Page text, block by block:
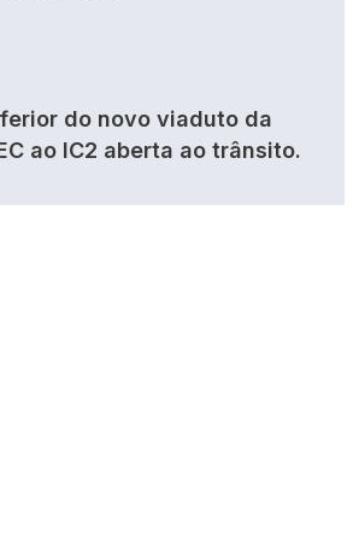
do novo viaduto da
ao IC2 aberta ao trânsito.